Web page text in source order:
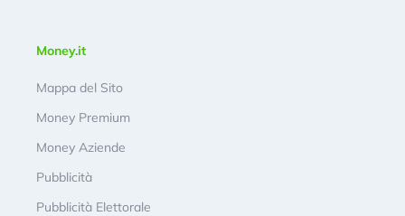
Money.it
Mappa del Sito
Money Premium
Money Aziende
Pubblicità
Pubblicità Elettorale